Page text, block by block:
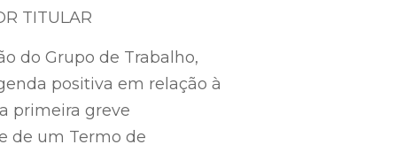
TITULAR
do Grupo de Trabalho,
positiva em relação à
primeira greve
de um Termo de